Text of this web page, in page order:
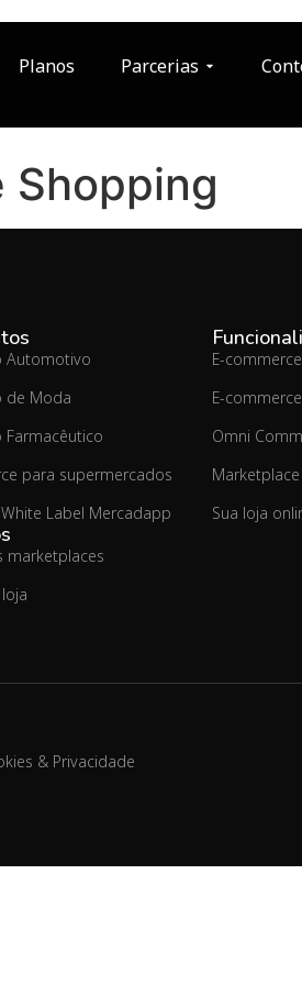
Planos Parcerias
Shopping
Automotivo
de Moda
Farmacêutico
para supermercados
Label Mercadapp
marketplaces
E-
E-
Omni
Marketplace
Sua loja
& Privacidade